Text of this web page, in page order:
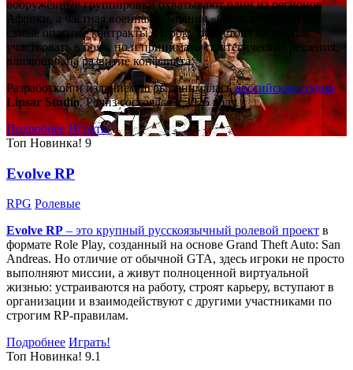
вооружённые группировки охватывают один из регионов
Африки, а частная военная компания «Спарта» берётся за
самые опасные контракты. Игроку предстоит не только
участвовать в боях, но и принимать стратегические решения,
влияющие на развитие конфликта.
Разработкой и изданием игры занималасьроссийская студия
Lipsar Studio. Релиз состоялся в 2025 году.
Подробнее Играть!
Топ Новинка! 9
Evolve RP
RPG Ролевые
Evolve RP – это крупный русскоязычный ролевой проект в
формате Role Play, созданный на основе Grand Theft Auto: San
Andreas. Но отличие от обычной GTA, здесь игроки не просто
выполняют миссии, а живут полноценной виртуальной
жизнью: устраиваются на работу, строят карьеру, вступают в
организации и взаимодействуют с другими участниками по
строгим RP-правилам.
Подробнее Играть!
Топ Новинка! 9.1